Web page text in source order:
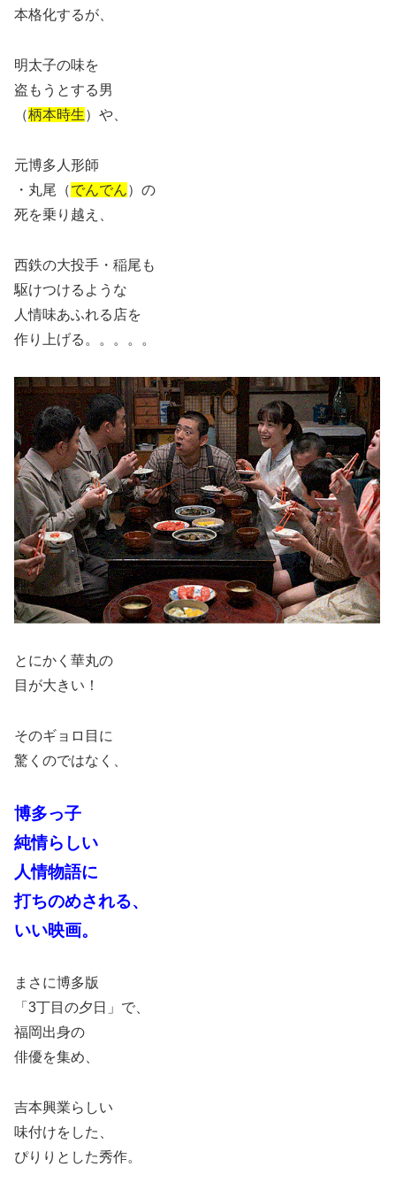
本格化するが、
明太子の味を
盗もうとする男
（柄本時生）や、
元博多人形師
・丸尾（でんでん）の
死を乗り越え、
西鉄の大投手・稲尾も
駆けつけるような
人情味あふれる店を
作り上げる。。。。。
とにかく華丸の
目が大きい！
そのギョロ目に
驚くのではなく、
博多っ子
純情らしい
人情物語に
打ちのめされる、
いい映画。
まさに博多版
「3丁目の夕日」で、
福岡出身の
俳優を集め、
吉本興業らしい
味付けをした、
ぴりりとした秀作。